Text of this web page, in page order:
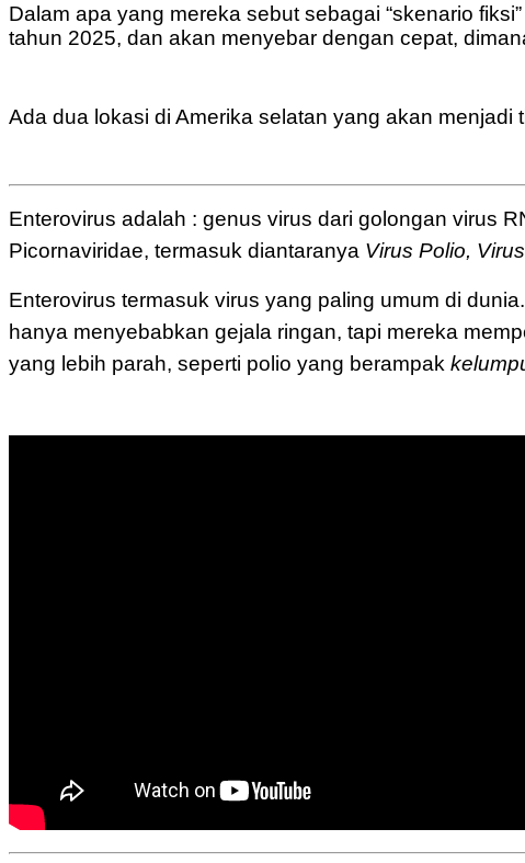
Dalam apa yang mereka sebut sebagai “skenario
tahun 2025, dan akan menyebar dengan cepat,
Ada dua lokasi di Amerika selatan yang akan menjadi
Enterovirus adalah : genus virus dari golongan virus
Picornaviridae, termasuk diantaranya Virus Polio,
Enterovirus termasuk virus yang paling umum di
hanya menyebabkan gejala ringan, tapi mereka
yang lebih parah, seperti polio yang berampak